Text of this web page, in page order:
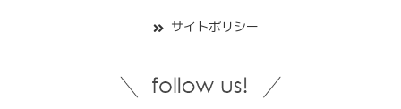
サイトポリシー